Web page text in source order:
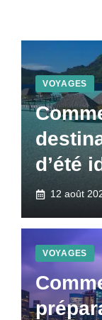
VOYAGES
d’été
12 août
VOYAGES